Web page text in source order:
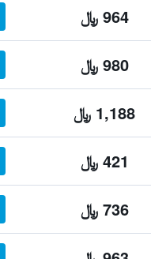
964 ﷼
980 ﷼
1,188 ﷼
421 ﷼
736 ﷼